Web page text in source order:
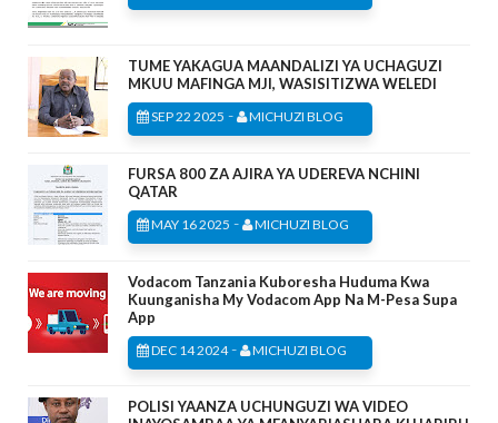
TUME YAKAGUA MAANDALIZI YA UCHAGUZI
MKUU MAFINGA MJI, WASISITIZWA WELEDI
SEP 22 2025 - MICHUZI BLOG
FURSA 800 ZA AJIRA YA UDEREVA NCHINI
QATAR
MAY 16 2025 - MICHUZI BLOG
Vodacom Tanzania Kuboresha Huduma Kwa
Kuunganisha My Vodacom App Na M-Pesa Supa
App
DEC 14 2024- MICHUZI BLOG
POLISI YAANZA UCHUNGUZI WA VIDEO